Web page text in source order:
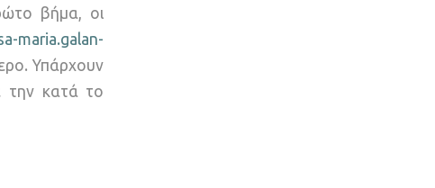
βήμα, οι
maria.galan-
Υπάρχουν
την κατά το